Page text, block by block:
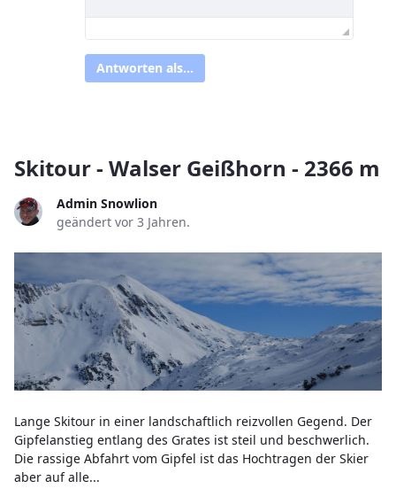
Antworten als...
Skitour - Walser Geißhorn - 2366 m
Admin Snowlion
geändert vor 3 Jahren.
Lange Skitour in einer landschaftlich reizvollen Gegend. Der
Gipfelanstieg entlang des Grates ist steil und beschwerlich.
Die rassige Abfahrt vom Gipfel ist das Hochtragen der Skier
aber auf alle...